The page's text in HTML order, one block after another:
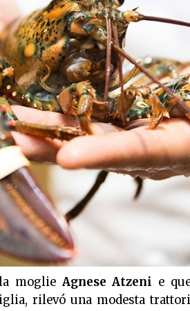
moglie Agnese Atzeni e
rilevó una modesta